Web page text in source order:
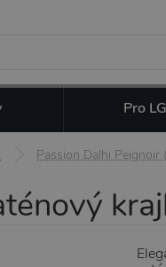
Pro
Passion Dalhi Peignoir